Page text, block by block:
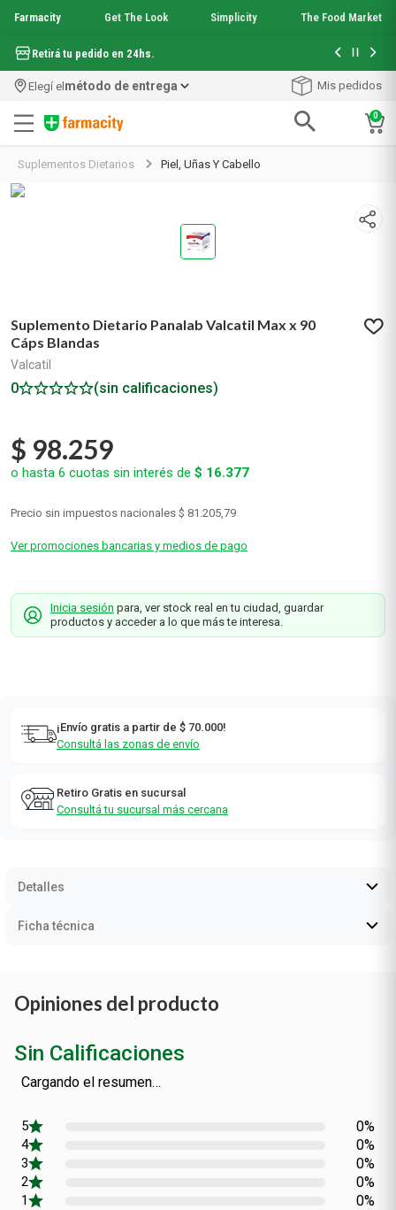
Farmacity Get The Look Simplicity The Food Market
Retirá tu pedido en 24hs. Hasta 6
Elegí elmétodo de entrega Mis pedidos
0
Suplementos Dietarios Piel, Uñas Y Cabello
Suplemento Dietario Panalab Valcatil Max x 90
Cáps Blandas
Valcatil
0 (sin calificaciones)
$ 98.259
o hasta 6 cuotas sin interés de $ 16.377
Precio sin impuestos nacionales $ 81.205,79
Ver promociones bancarias y medios de pago
Inicia sesión para, ver stock real en tu ciudad, guardar
productos y acceder a lo que más te interesa.
¡Envío gratis a partir de $ 70.000!
Consultá las zonas de envío
Retiro Gratis en sucursal
Consultá tu sucursal más cercana
Detalles
Ficha técnica
Opiniones del producto
Sin Calificaciones
Cargando el resumen…
0%
0%
0%
0%
0%
2.
8 protector solar
9.serum elvive
10.nyx